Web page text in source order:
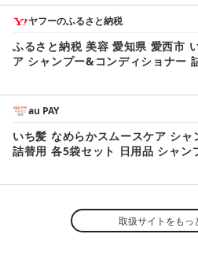
ヤフーのふるさと納税
ふるさと納税 美容 愛知県 愛西市
ア シャンプー&コンディショナー
au PAY
いち髪 なめらかスムースケア シ
詰替用 各5袋セット 日用品 シャン
取扱サイトをもっ